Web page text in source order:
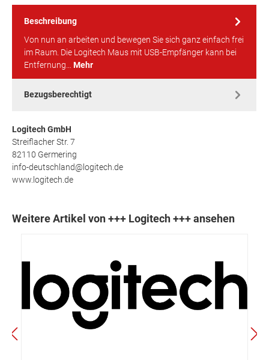
Beschreibung
Von nun an arbeiten und bewegen Sie sich ganz einfach frei
im Raum. Die Logitech Maus mit USB-Empfänger kann bei
Entfernung… Mehr
Bezugsberechtigt
Logitech GmbH
Streiflacher Str. 7
82110 Germering
info-deutschland@logitech.de
www.logitech.de
Weitere Artikel von +++ Logitech +++ ansehen